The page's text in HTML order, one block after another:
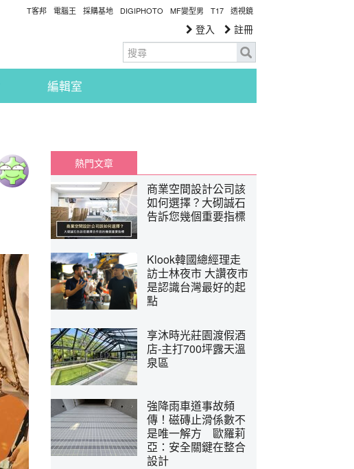
T客邦 電腦王 採購基地 DIGIPHOTO MF變型男 T17 透視鏡
登入 註冊
編輯室
熱門文章
商業空間設計公司該
如何選擇？大砌誠石
告訴您幾個重要指標
Klook韓國總經理走
訪士林夜市 大讚夜市
是認識台灣最好的起
點
享沐時光莊園渡假酒
店-主打700坪露天溫
泉區
強降雨車道事故頻
傳！磁磚止滑係數不
是唯一解方 歐羅莉
亞：安全關鍵在整合
設計